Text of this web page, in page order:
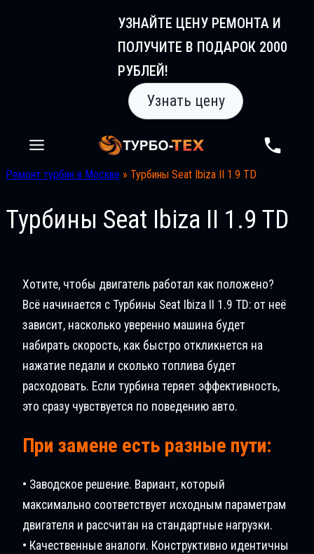
УЗНАЙТЕ ЦЕНУ РЕМОНТА И
ПОЛУЧИТЕ В ПОДАРОК 2000
РУБЛЕЙ!
Узнать цену
Ремонт турбин в Москве » Турбины Seat Ibiza II 1.9 TD
Турбины Seat Ibiza II 1.9 TD
Хотите, чтобы двигатель работал как положено?
Всё начинается с Турбины Seat Ibiza II 1.9 TD: от неё
зависит, насколько уверенно машина будет
набирать скорость, как быстро откликнется на
нажатие педали и сколько топлива будет
расходовать. Если турбина теряет эффективность,
это сразу чувствуется по поведению авто.
При замене есть разные пути:
• Заводское решение. Вариант, который
максимально соответствует исходным параметрам
двигателя и рассчитан на стандартные нагрузки.
• Качественные аналоги. Конструктивно идентичны